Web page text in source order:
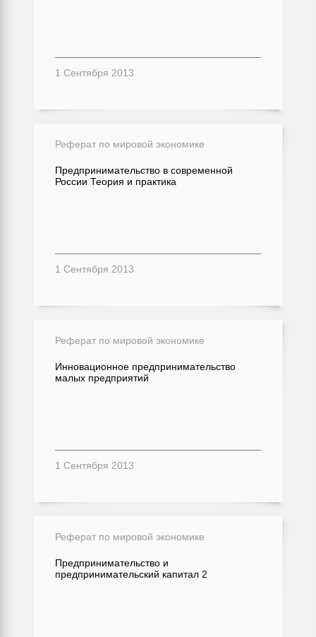
1 Сентября 2013
Реферат по мировой экономике
Предпринимательство в современной
России Теория и практика
1 Сентября 2013
Реферат по мировой экономике
Инновационное предпринимательство
малых предприятий
1 Сентября 2013
Реферат по мировой экономике
Предпринимательство и
предпринимательский капитал 2